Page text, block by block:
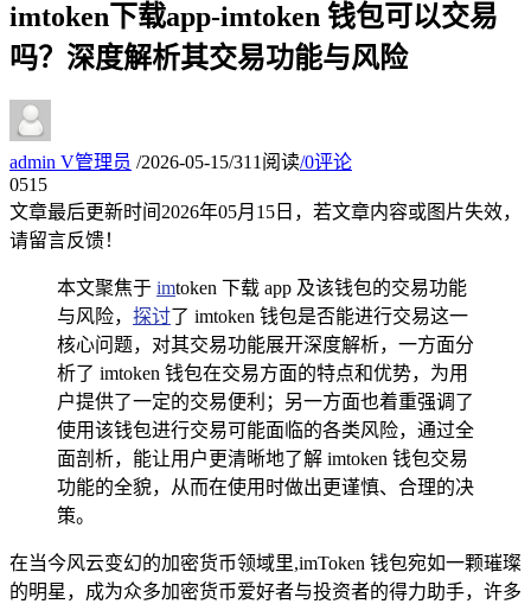
imtoken下载app-imtoken 钱包可以交易
吗？深度解析其交易功能与风险
admin V管理员 /2026-05-15/311阅读/0评论
0515
文章最后更新时间 2026年05月15日 ，若文章内容或图片失效，
请留言反馈！
本文聚焦于 imtoken 下载 app 及该钱包的交易功能
与风险， 探讨了 imtoken 钱包是否能进行交易这一
核心问题，对其交易功能展开深度解析，一方面分
析了 imtoken 钱包在交易方面的特点和优势，为用
户提供了一定的交易便利；另一方面也着重强调了
使用该钱包进行交易可能面临的各类风险，通过全
面剖析，能让用户更清晰地了解 imtoken 钱包交易
功能的全貌，从而在使用时做出更谨慎、合理的决
策。
在当今风云变幻的加密货币领域里,imToken 钱包宛如一颗璀璨
的明星，成为众多加密货币爱好者与投资者的得力助手，许多